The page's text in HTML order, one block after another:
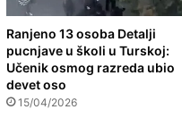
Ranjeno 13 osoba Detalji
pucnjave u školi u Turskoj:
Učenik osmog razreda ubio
devet oso
15/04/2026